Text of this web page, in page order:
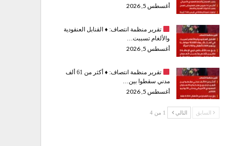
أغسطس 5, 2026
تقرير منظمة انتصاف: ♦️القنابل العنقودية
والألغام تسببت…
أغسطس 5, 2026
تقرير منظمة انتصاف: ♦️
أكثر من 61 ألف
مدني سقطوا بين…
أغسطس 5, 2026
السابق التالي 1 من 4